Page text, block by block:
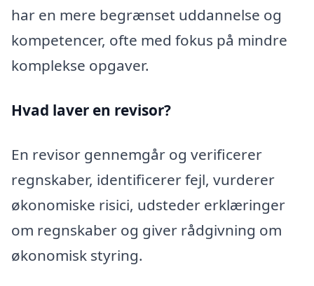
har en mere begrænset uddannelse og
kompetencer, ofte med fokus på mindre
komplekse opgaver.
Hvad laver en revisor?
En revisor gennemgår og verificerer
regnskaber, identificerer fejl, vurderer
økonomiske risici, udsteder erklæringer
om regnskaber og giver rådgivning om
økonomisk styring.